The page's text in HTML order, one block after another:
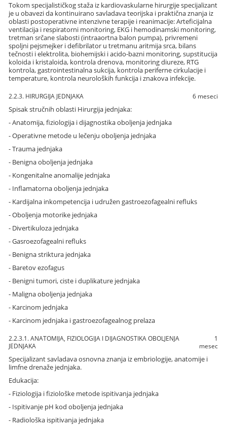
Tokom specijalističkog staža iz kardiovaskularne hirurgije specijalizant
je u obavezi da kontinuirano savladava teorijska i praktična znanja iz
oblasti postoperativne intenzivne terapije i reanimacije: Arteficijalna
ventilacija i respiratorni monitoring, EKG i hemodinamski monitoring,
tretman srčane slabosti (intraaortna balon pumpa), privremeni
spoljni pejsmejker i defibrilator u tretmanu aritmija srca, bilans
tečnosti i elektrolita, biohemijski i acido-bazni monitoring, supstitucija
koloida i kristaloida, kontrola drenova, monitoring diureze, RTG
kontrola, gastrointestinalna sukcija, kontrola periferne cirkulacije i
temperature, kontrola neuroloških funkcija i znakova infekcije.
2.2.3. HIRURGIJA JEDNJAKA 6 meseci
Spisak stručnih oblasti Hirurgija jednjaka:
- Anatomija, fiziologija i dijagnostika oboljenja jednjaka
- Operativne metode u lečenju oboljenja jednjaka
- Trauma jednjaka
- Benigna oboljenja jednjaka
- Kongenitalne anomalije jednjaka
- Inflamatorna oboljenja jednjaka
- Kardijalna inkompetencija i udružen gastroezofagealni refluks
- Oboljenja motorike jednjaka
- Divertikuloza jednjaka
- Gasroezofagealni refluks
- Benigna striktura jednjaka
- Baretov ezofagus
- Benigni tumori, ciste i duplikature jednjaka
- Maligna oboljenja jednjaka
- Karcinom jednjaka
- Karcinom jednjaka i gastroezofagealnog prelaza
2.2.3.1. ANATOMIJA, FIZIOLOGIJA I DIJAGNOSTIKA OBOLJENJA
JEDNJAKA
1
mesec
Specijalizant savladava osnovna znanja iz embriologije, anatomije i
limfne drenaže jednjaka.
Edukacija:
- Fiziologija i fiziološke metode ispitivanja jednjaka
- Ispitivanje pH kod oboljenja jednjaka
- Radiološka ispitivanja jednjaka